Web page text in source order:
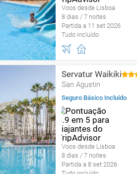
Voos desde Lisboa
8 dias / 7 noites
Partida a 11 set 2026
Tudo incluído
Servatur Waikiki
San Agustin
Seguro Básico Incluído
Voos desde Lisboa
8 dias / 7 noites
Partida a 8 set 2026